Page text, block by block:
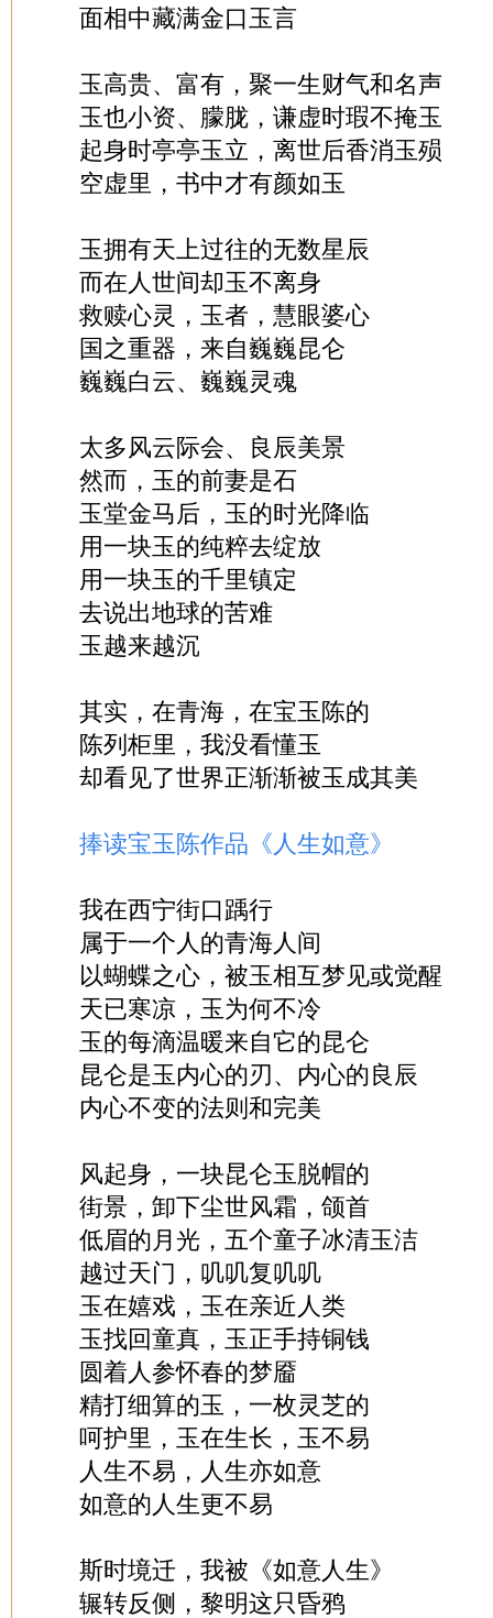
面相中藏满金口玉言
玉高贵、富有，聚一生财气和名声
玉也小资、朦胧，谦虚时瑕不掩玉
起身时亭亭玉立，离世后香消玉殒
空虚里，书中才有颜如玉
玉拥有天上过往的无数星辰
而在人世间却玉不离身
救赎心灵，玉者，慧眼婆心
国之重器，来自巍巍昆仑
巍巍白云、巍巍灵魂
太多风云际会、良辰美景
然而，玉的前妻是石
玉堂金马后，玉的时光降临
用一块玉的纯粹去绽放
用一块玉的千里镇定
去说出地球的苦难
玉越来越沉
其实，在青海，在宝玉陈的
陈列柜里，我没看懂玉
却看见了世界正渐渐被玉成其美
捧读宝玉陈作品《人生如意》
我在西宁街口踽行
属于一个人的青海人间
以蝴蝶之心，被玉相互梦见或觉醒
天已寒凉，玉为何不冷
玉的每滴温暖来自它的昆仑
昆仑是玉内心的刃、内心的良辰
内心不变的法则和完美
风起身，一块昆仑玉脱帽的
街景，卸下尘世风霜，颌首
低眉的月光，五个童子冰清玉洁
越过天门，叽叽复叽叽
玉在嬉戏，玉在亲近人类
玉找回童真，玉正手持铜钱
圆着人参怀春的梦靥
精打细算的玉，一枚灵芝的
呵护里，玉在生长，玉不易
人生不易，人生亦如意
如意的人生更不易
斯时境迁，我被《如意人生》
辗转反侧，黎明这只昏鸦